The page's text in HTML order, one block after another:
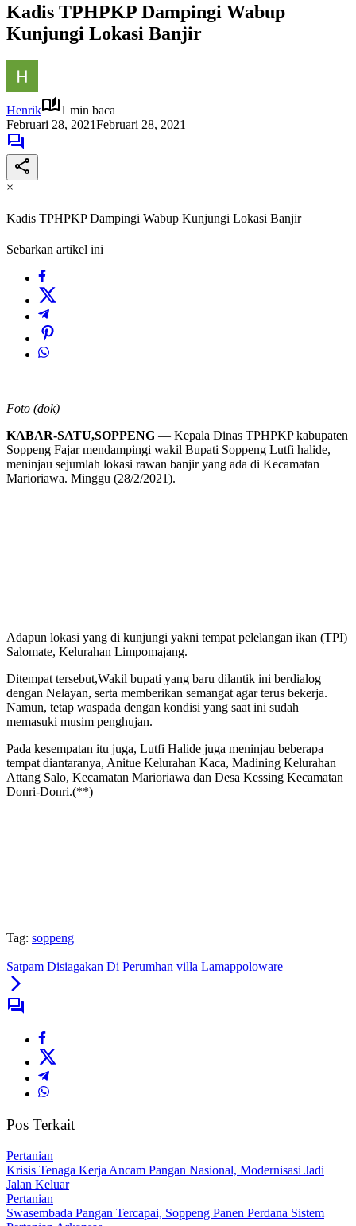
Kadis TPHPKP Dampingi Wabup
Kunjungi Lokasi Banjir
Henrik
1 min baca
Februari 28, 2021Februari 28, 2021
×
Kadis TPHPKP Dampingi Wabup Kunjungi Lokasi Banjir
Sebarkan artikel ini
Foto (dok)
KABAR-SATU,SOPPENG — Kepala Dinas TPHPKP kabupaten
Soppeng Fajar mendampingi wakil Bupati Soppeng Lutfi halide,
meninjau sejumlah lokasi rawan banjir yang ada di Kecamatan
Marioriawa. Minggu (28/2/2021).
Adapun lokasi yang di kunjungi yakni tempat pelelangan ikan (TPI)
Salomate, Kelurahan Limpomajang.
Ditempat tersebut,Wakil bupati yang baru dilantik ini berdialog
dengan Nelayan, serta memberikan semangat agar terus bekerja.
Namun, tetap waspada dengan kondisi yang saat ini sudah
memasuki musim penghujan.
Pada kesempatan itu juga, Lutfi Halide juga meninjau beberapa
tempat diantaranya, Anitue Kelurahan Kaca, Madining Kelurahan
Attang Salo, Kecamatan Marioriawa dan Desa Kessing Kecamatan
Donri-Donri.(**)
Tag: soppeng
Satpam Disiagakan Di Perumhan villa Lamappoloware
Pos Terkait
Pertanian
Krisis Tenaga Kerja Ancam Pangan Nasional, Modernisasi Jadi
Jalan Keluar
Pertanian
Swasembada Pangan Tercapai, Soppeng Panen Perdana Sistem